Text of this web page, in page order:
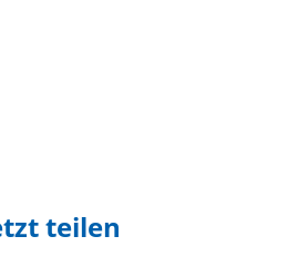
teilen